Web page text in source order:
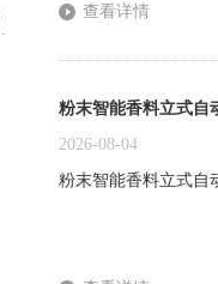
查看详情
粉末智能香料立式自
2026-08-04
粉末智能香料立式自